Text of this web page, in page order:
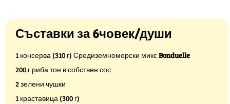
Съставки за 6човек/души
1 консерва (310 г) Средиземноморски миксBonduelle
200 г риба тон в собствен сос
2 зелени чушки
1 краставица (300 г)